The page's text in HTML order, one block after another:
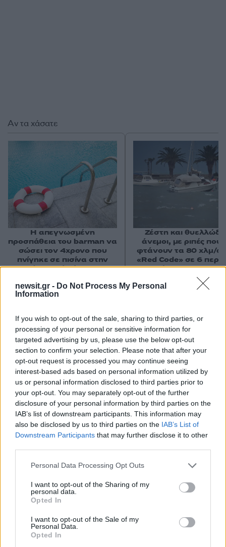
newsit.gr - Do Not Process My Personal
Information
If you wish to opt-out of the sale, sharing to third parties, or
processing of your personal or sensitive information for
targeted advertising by us, please use the below opt-out
section to confirm your selection. Please note that after your
opt-out request is processed you may continue seeing
interest-based ads based on personal information utilized by
us or personal information disclosed to third parties prior to
your opt-out. You may separately opt-out of the further
disclosure of your personal information by third parties on the
IAB’s list of downstream participants. This information may
also be disclosed by us to third parties on the IAB’s List of
Downstream Participants that may further disclose it to other
Please note that this website/app uses one or more Google
not limited to your visit or usage behaviour. You may click to
grant or deny consent to Google and its third-party tags to
use your data for below specified purposes in below Google
consent section.
Personal Data Processing Opt Outs
I want to opt-out of the Sharing of my
personal data.
Opted In
I want to opt-out of the Sale of my
Personal Data.
Opted In
Σχόλια
Σχολίασε εδώ
50 /50
2000 /2000
Υποβολή σχολίου
Όροι Χρήσης . Το site προστατεύεται από reCAPTCHA, ισχύουν
ΓΑΛΑΞΙΑΣ
Αν τα χάσατε
Η απεγνωσμένη
προσπάθεια του barman να
σώσει τον 4χρονο που
πνίγηκε σε πισίνα στην
Πάρο - Πώς έγινε η
Ζέστη και
άνεμοι, με ριπές που
φτάνουν τα 80 χλμ/
«Red Code» σε 6
για κίνδυνο